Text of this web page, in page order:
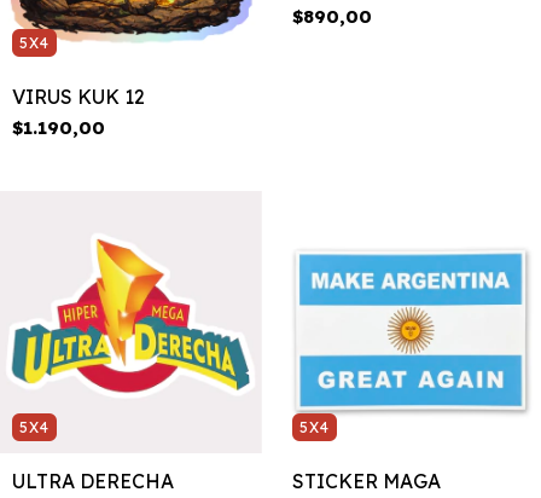
5X4
VIRUS KUK 12
$1.190,00
$890,00
5X4
ULTRA DERECHA
5X4
STICKER MAGA